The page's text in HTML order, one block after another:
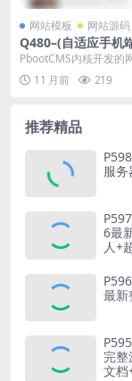
网站模板 网站源码
Q480–(自适应手机
试网站模板 新闻资
源码下载
PbootCMS内核开发的
该模板适用于招生考试
资讯网站等企业...
11 月前 219
推荐精品
服务
6最
人+
最新
完
文档